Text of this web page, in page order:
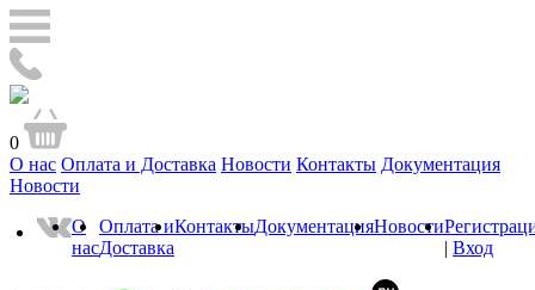
0
О нас Оплата и Доставка Новости Контакты Документация
Новости
О
нас
Оплата и
Доставка
КонтактыДокументацияНовости
| Вход